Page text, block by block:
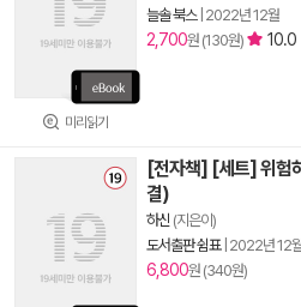
미리읽기
늘솔 북스| 2022년 12월
2,700원 (130원) 10.0
[전자책] [세트] 위험
결)
하신 (지은이)
도서출판 쉼표| 2022년 12
6,800원 (340원)